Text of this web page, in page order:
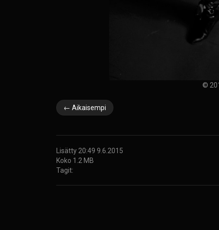
©
← Aikaisempi
Lisätty 20:49 9.6.2015
Koko 1.2 MB
Tagit: